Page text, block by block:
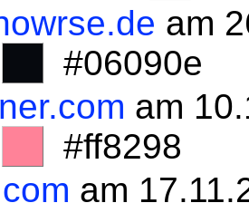
am
#06090e
am
#ff8298
am